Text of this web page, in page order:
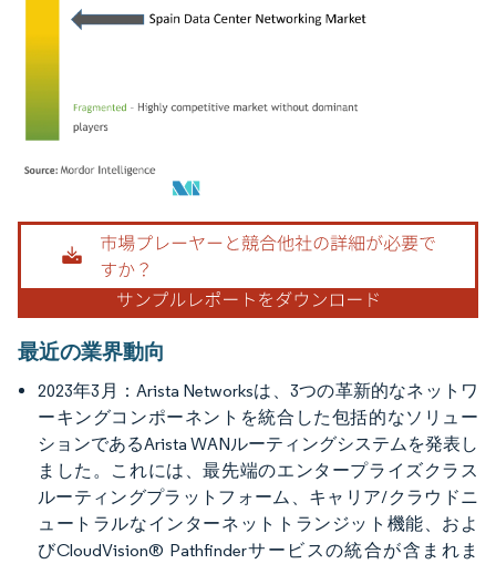
画像 © Mordor Intelligence。再利用にはCC BY 4.0の表示が必要です。
最近の業界動向
2023年3月：Arista Networksは、3つの革新的なネットワ
ーキングコンポーネントを統合した包括的なソリュー
ションであるArista WANルーティングシステムを発表し
ました。これには、最先端のエンタープライズクラス
ルーティングプラットフォーム、キャリア/クラウドニ
ュートラルなインターネットトランジット機能、およ
びCloudVision® Pathfinderサービスの統合が含まれま